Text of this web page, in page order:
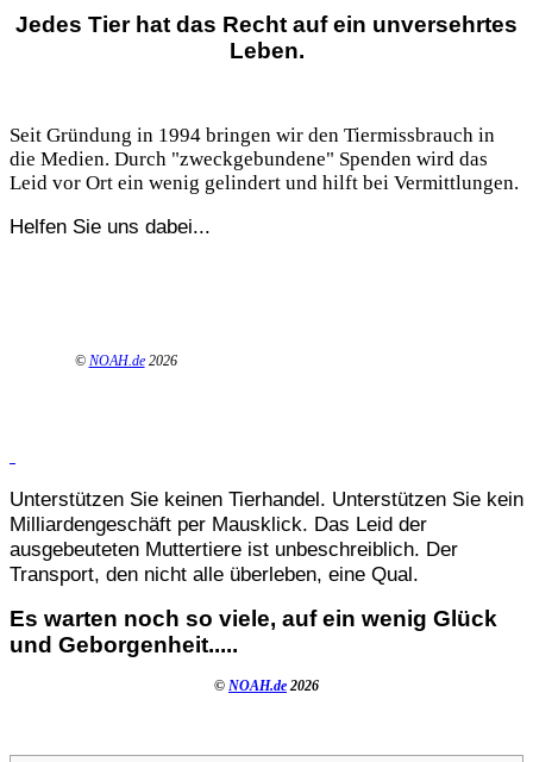
Jedes Tier hat das Recht auf ein unversehrtes
Leben.
Seit Gründung in 1994 bringen wir den Tiermissbrauch in
die Medien. Durch "zweckgebundene" Spenden wird das
Leid vor Ort ein wenig gelindert und hilft bei Vermittlungen.
Helfen Sie uns dabei...
© NOAH.de 2026
Unterstützen Sie keinen Tierhandel. Unterstützen Sie kein
Milliardengeschäft per Mausklick. Das Leid der
ausgebeuteten Muttertiere ist unbeschreiblich. Der
Transport, den nicht alle überleben, eine Qual.
Es warten noch so viele, auf ein wenig Glück
und Geborgenheit.....
© NOAH.de 2026